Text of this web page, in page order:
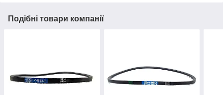
Подібні товари компанії